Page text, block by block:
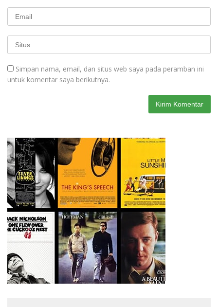
Simpan nama, email, dan situs web saya pada peramban ini
untuk komentar saya berikutnya.